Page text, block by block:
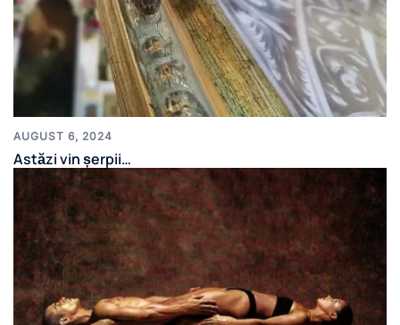
AUGUST 6, 2024
Astăzi vin șerpii…